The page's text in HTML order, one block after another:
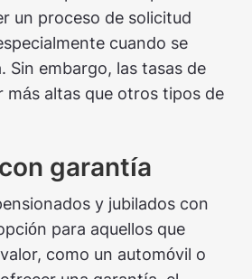
un proceso de solicitud
cuando se
Sin embargo, las tasas de
más altas que otros tipos de
garantía
y jubilados con
para aquellos que
como un automóvil o